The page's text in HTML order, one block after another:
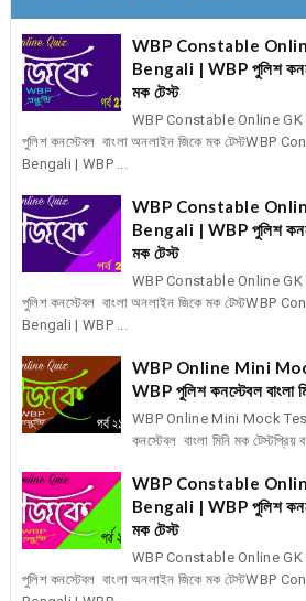
WBP Constable
Bengali | WBP পুলিশ
মক টেস্ট
WBP Constable Online
পুলিশ কনস্টেবল বাংলা অনলাইন জিকে মক টেস্টWBP
Bengali | WBP ...
WBP Constable
Bengali | WBP পুলিশ
মক টেস্ট
WBP Constable Online
পুলিশ কনস্টেবল বাংলা অনলাইন জিকে মক টেস্টWBP
Bengali | WBP ...
WBP Online Mini
WBP পুলিশ কনস্টেবল বাংলা
WBP Online Mini Mock
কনস্টেবল বাংলা মিনি মক
WBP Constable
Bengali | WBP পুলিশ
মক টেস্ট
WBP Constable Online
পুলিশ কনস্টেবল বাংলা অনলাইন জিকে মক টেস্টWBP